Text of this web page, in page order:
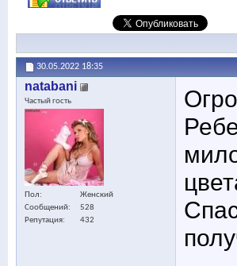
30.05.2022 18:35
natabani
Частый гость
Пол
Женский
Сообщений
528
Репутация
432